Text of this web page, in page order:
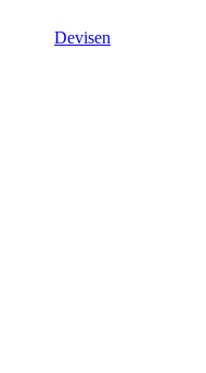
Devisen